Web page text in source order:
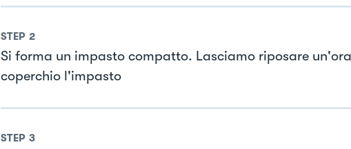
STEP 2
Si forma un impasto compatto. Lasciamo riposare
coperchio l'impasto
STEP 3